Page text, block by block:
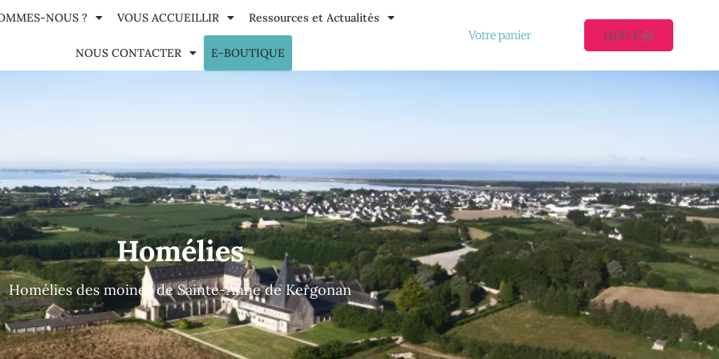
NOUS ? VOUS ACCUEILLIR Ressources et Actualités
NOUS CONTACTER E-BOUTIQUE
Votre panier 0,00€
Homélies
Homélies des moines de Sainte-Anne de Kergonan